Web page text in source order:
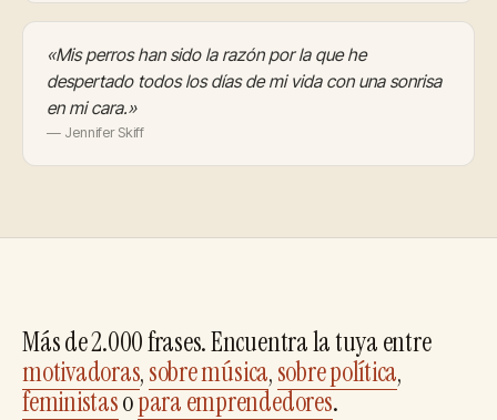
«Mis perros han sido la razón por la que he
despertado todos los días de mi vida con una sonrisa
en mi cara.»
— Jennifer Skiff
Más de 2.000 frases. Encuentra la tuya entre
motivadoras,sobre música,sobre política,
feministasopara emprendedores.